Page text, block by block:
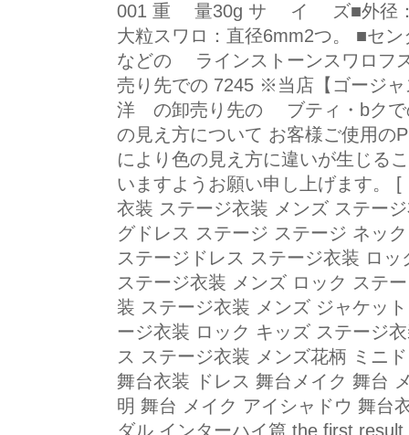
001 重 量30g サ イ ズ■外径：
大粒スワロ：直径6mm2つ。 ■セ
などの ラインストーンスワロ
売り先での 7245 ※当店【ゴー
洋 の卸売り先の ブティ・bクで
の見え方について お客様ご使用の
により色の見え方に違いが生じる
いますようお願い申し上げます。
衣装 ステージ衣装 メンズ ステー
グドレス ステージ ステージ ネッ
ステージドレス ステージ衣装 ロ
ステージ衣装 メンズ ロック ステ
装 ステージ衣装 メンズ ジャケッ
ージ衣装 ロック キッズ ステージ
ス ステージ衣装 メンズ花柄 ミニ
舞台衣装 ドレス 舞台メイク 舞台
明 舞台 メイク アイシャドウ 舞台
ダル インターハイ篇 the first